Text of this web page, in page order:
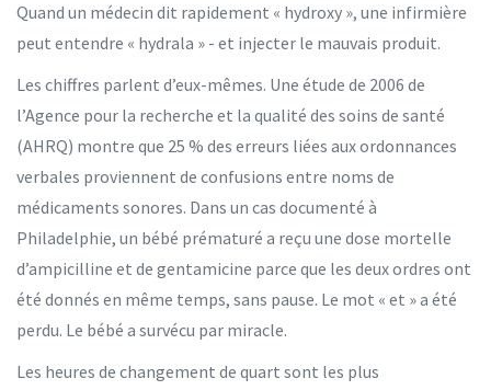
Quand un médecin dit rapidement « hydroxy », une infirmière
peut entendre « hydrala » - et injecter le mauvais produit.
Les chiffres parlent d’eux-mêmes. Une étude de 2006 de
l’Agence pour la recherche et la qualité des soins de santé
(AHRQ) montre que 25 % des erreurs liées aux ordonnances
verbales proviennent de confusions entre noms de
médicaments sonores. Dans un cas documenté à
Philadelphie, un bébé prématuré a reçu une dose mortelle
d’ampicilline et de gentamicine parce que les deux ordres ont
été donnés en même temps, sans pause. Le mot « et » a été
perdu. Le bébé a survécu par miracle.
Les heures de changement de quart sont les plus